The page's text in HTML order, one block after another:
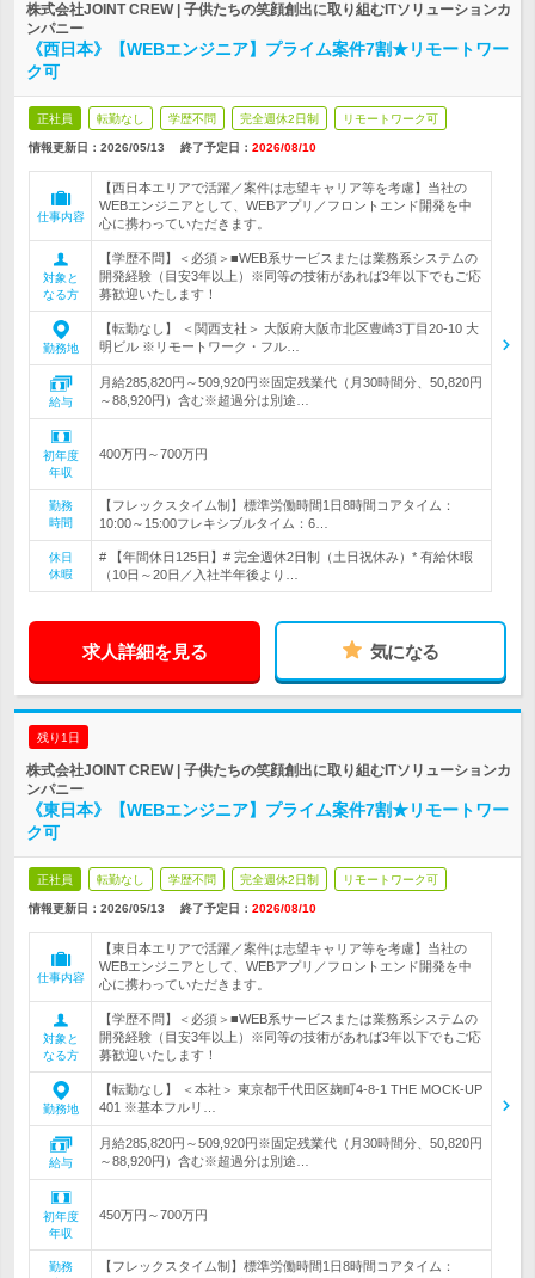
株式会社JOINT CREW | 子供たちの笑顔創出に取り組むITソリューションカ
ンパニー
《西日本》【WEBエンジニア】プライム案件7割★リモートワー
ク可
正社員 転勤なし 学歴不問 完全週休2日制 リモートワーク可
情報更新日：2026/05/13 終了予定日： 2026/08/10
仕事内容
【西日本エリアで活躍／案件は志望キャリア等を考慮】当社の
WEBエンジニアとして、WEBアプリ／フロントエンド開発を中
心に携わっていただきます。
対象と
なる方
【学歴不問】＜必須＞■WEB系サービスまたは業務系システムの
開発経験（目安3年以上）※同等の技術があれば3年以下でもご応
募歓迎いたします！
勤務地
【転勤なし】 ＜関西支社＞ 大阪府大阪市北区豊崎3丁目20‐10 大
明ビル ※リモートワーク・フル…
給与
月給285,820円～509,920円※固定残業代（月30時間分、50,820円
～88,920円）含む※超過分は別途…
初年度
年収
400万円～700万円
勤務
時間
【フレックスタイム制】標準労働時間1日8時間コアタイム：
10:00～15:00フレキシブルタイム：6…
休日
休暇
# 【年間休日125日】# 完全週休2日制（土日祝休み）* 有給休暇
（10日～20日／入社半年後より…
求人詳細を見る 気になる
残り1日
株式会社JOINT CREW | 子供たちの笑顔創出に取り組むITソリューションカ
ンパニー
《東日本》【WEBエンジニア】プライム案件7割★リモートワー
ク可
正社員 転勤なし 学歴不問 完全週休2日制 リモートワーク可
情報更新日：2026/05/13 終了予定日： 2026/08/10
仕事内容
【東日本エリアで活躍／案件は志望キャリア等を考慮】当社の
WEBエンジニアとして、WEBアプリ／フロントエンド開発を中
心に携わっていただきます。
対象と
なる方
【学歴不問】＜必須＞■WEB系サービスまたは業務系システムの
開発経験（目安3年以上）※同等の技術があれば3年以下でもご応
募歓迎いたします！
勤務地
【転勤なし】 ＜本社＞ 東京都千代田区麹町4-8-1 THE MOCK-UP
401 ※基本フルリ…
給与
月給285,820円～509,920円※固定残業代（月30時間分、50,820円
～88,920円）含む※超過分は別途…
初年度
年収
450万円～700万円
勤務
【フレックスタイム制】標準労働時間1日8時間コアタイム：